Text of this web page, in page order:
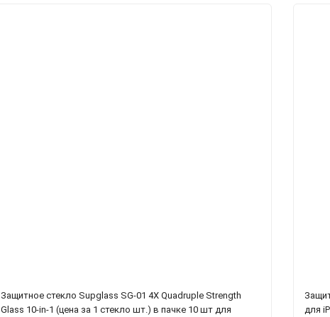
Защитное стекло Supglass SG-01 4X Quadruple Strength
Glass 10-in-1 (цена за 1 стекло шт.) в пачке 10 шт для
для